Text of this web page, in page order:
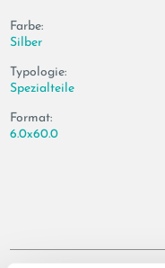
Farbe:
Silber
Typologie:
Spezialteile
Format:
6.0x60.0